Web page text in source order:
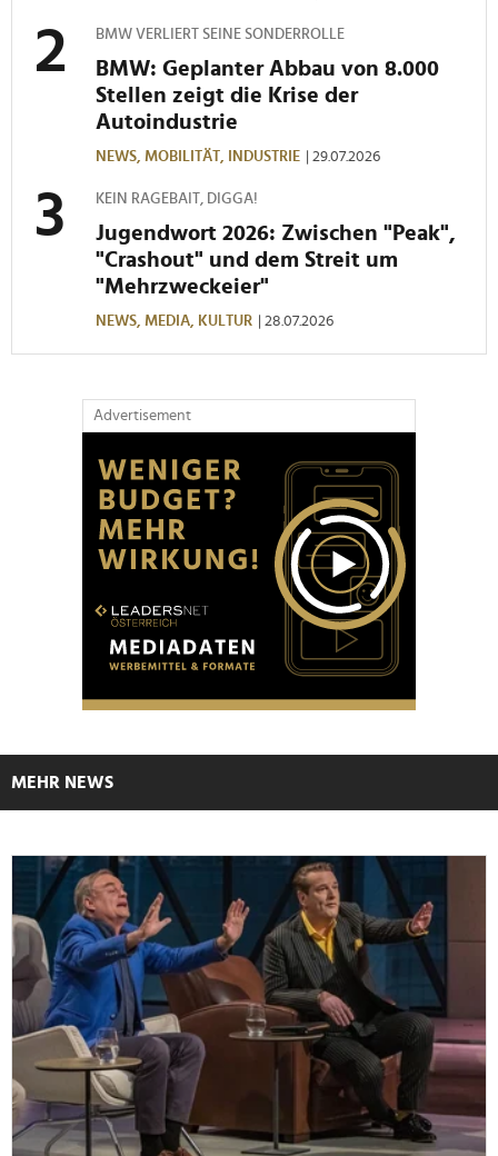
Partner führen diese Informationen möglicherweise mit
weiteren Daten zusammen, die Sie ihnen bereitgestellt
haben oder die sie im Rahmen Ihrer Nutzung der Dienste
gesammelt haben.
BMW VERLIERT SEINE SONDERROLLE
BMW: Geplanter Abbau von 8.000
Stellen zeigt die Krise der
Autoindustrie
NEWS, MOBILITÄT, INDUSTRIE | 29.07.2026
KEIN RAGEBAIT, DIGGA!
Jugendwort 2026: Zwischen "Peak",
"Crashout" und dem Streit um
"Mehrzweckeier"
NEWS, MEDIA, KULTUR | 28.07.2026
Advertisement
MEHR NEWS